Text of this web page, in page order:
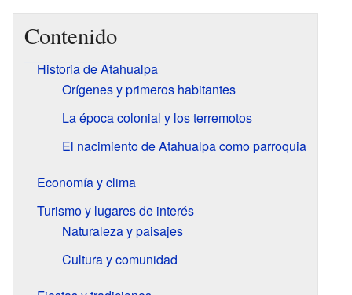
Contenido
Historia de Atahualpa
Orígenes y primeros habitantes
La época colonial y los terremotos
El nacimiento de Atahualpa como parroquia
Economía y clima
Turismo y lugares de interés
Naturaleza y paisajes
Cultura y comunidad